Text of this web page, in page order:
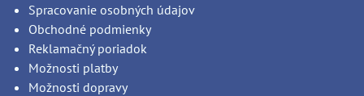
Spracovanie osobných údajov
Obchodné podmienky
Reklamačný poriadok
Možnosti platby
Možnosti dopravy